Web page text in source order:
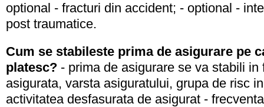
optional - fracturi din accident; - optional -
post traumatice.
Cum se stabileste prima de asigurare pe
platesc? - prima de asigurare se va stabili in
asigurata, varsta asiguratului, grupa de risc
activitatea desfasurata de asigurat -